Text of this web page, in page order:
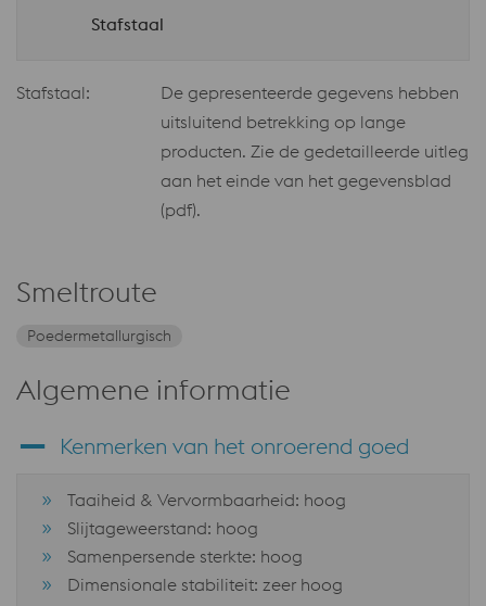
Stafstaal
Stafstaal:
De gepresenteerde gegevens hebben
uitsluitend betrekking op lange
producten. Zie de gedetailleerde uitleg
aan het einde van het gegevensblad
(pdf).
Smeltroute
Poedermetallurgisch
Algemene informatie
Kenmerken van het onroerend goed
Taaiheid & Vervormbaarheid: hoog
Slijtageweerstand: hoog
Samenpersende sterkte: hoog
Dimensionale stabiliteit: zeer hoog